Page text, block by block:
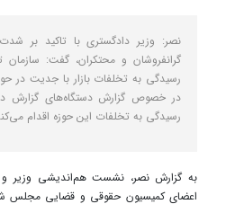
نصر: وزیر دادگستری با تاکید بر
گرانفروشان و محتکران، گفت: سازمان
رسیدگی به تخلفات بازار با جدیت در
در خصوص گزارش دستگاه‌های گزارش
رسیدگی به تخلفات این حوزه اقدام
به گزارش نصر، نشست هم‌اندیشی وزیر و
اعضای کمیسیون حقوقی و قضایی مجلس